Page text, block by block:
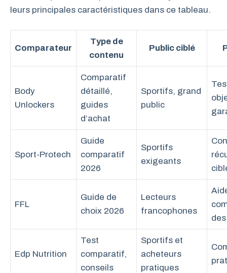
leurs principales caractéristiques dans ce tableau.
Comparateur
Type de
contenu
Public ciblé
Body
Unlockers
Comparatif
détaillé,
guides
d’achat
Sportifs, grand
public
Sport-Protech
Guide
comparatif
2026
Sportifs
exigeants
FFL
Guide de
choix 2026
Lecteurs
francophones
Edp Nutrition
Test
comparatif,
conseils
Sportifs et
acheteurs
pratiques